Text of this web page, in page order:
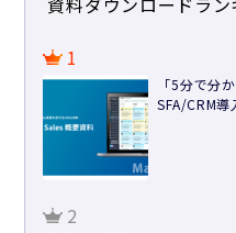
1
「5分で分
SFA/CRM
2